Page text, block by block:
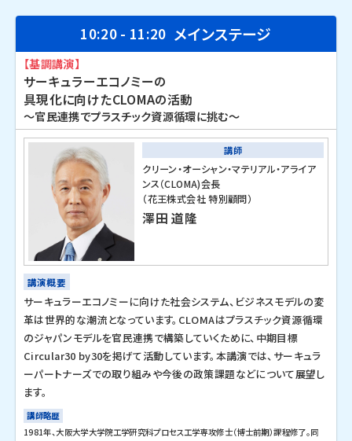
10:20 - 11:20 メインステージ
【基調講演】
サーキュラーエコノミーの
具現化に向けたCLOMAの活動
～官民連携でプラスチック資源循環に挑む～
講師
クリーン・オーシャン・マテリアル・アライア
ンス（CLOMA)会長
（花王株式会社 特別顧問）
澤田 道隆
講演概要
サーキュラーエコノミーに向けた社会システム、ビジネスモデルの変
革は世界的な潮流となっています。CLOMAはプラスチック資源循環
のジャパンモデルを官民連携で構築していくために、中期目標
Circular30 by30を掲げて活動しています。本講演では、サーキュラ
ーパートナーズでの取り組みや今後の政策課題などについて展望し
ます。
講師略歴
1981年、大阪大学大学院工学研究科プロセス工学専攻修士（博士前期）課程修了。同